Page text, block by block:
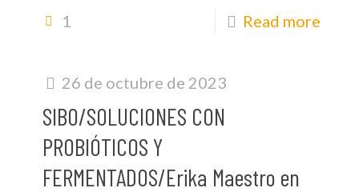
1 Read more
26 de octubre de 2023
SIBO/SOLUCIONES CON
PROBIÓTICOS Y
FERMENTADOS/Erika Maestro en